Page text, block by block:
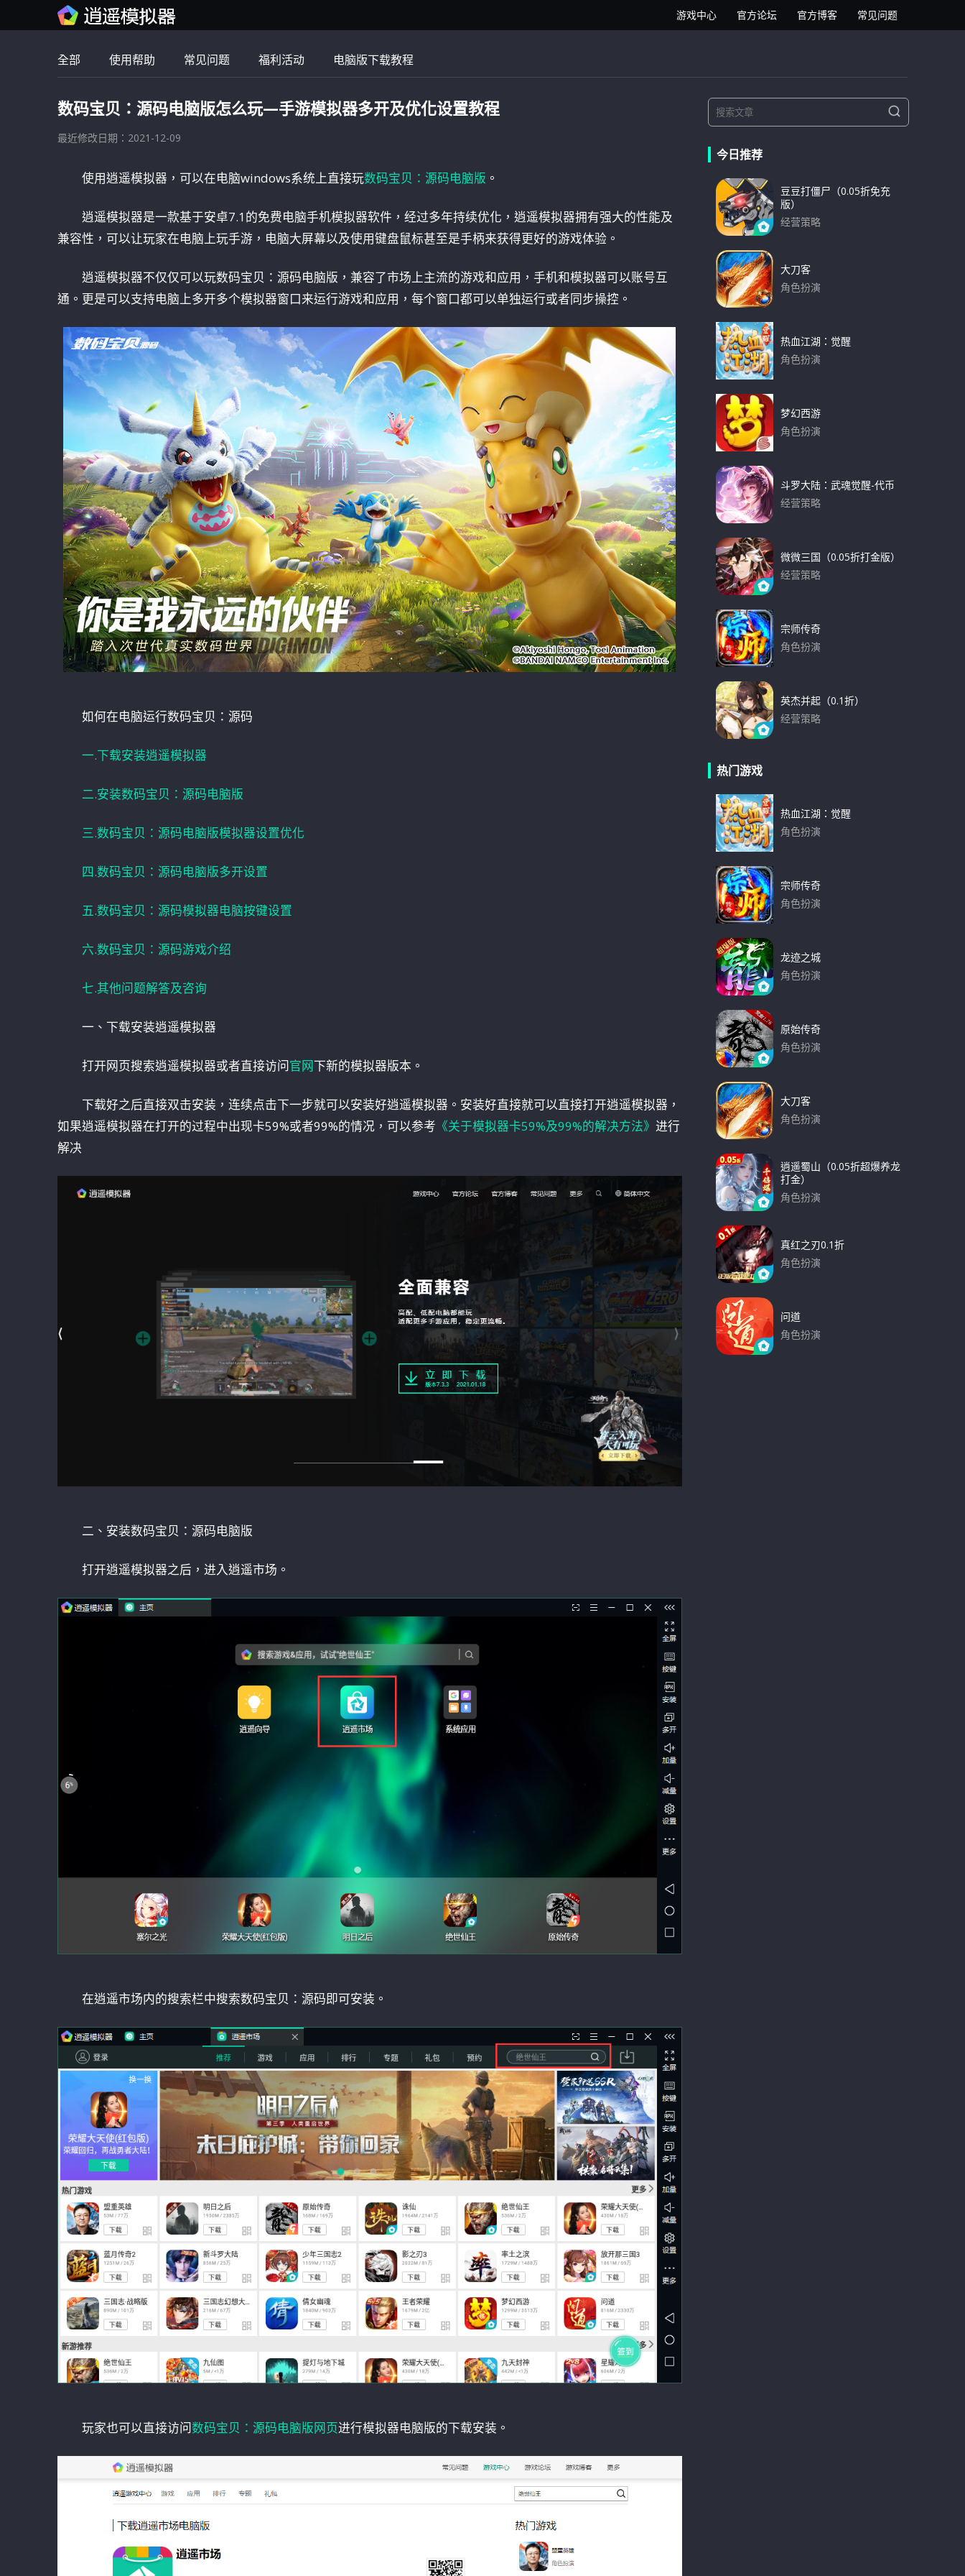
逍遥安卓模拟器 常见问题
官方博客
官方论坛
游戏中心
全部 使用帮助 常见问题 福利活动 电脑版下载教程
数码宝贝：源码电脑版怎么玩—手游模拟器多开及优化设置教程
最近修改日期：2021-12-09
使用逍遥模拟器，可以在电脑windows系统上直接玩数码宝贝：源码电脑版 。
逍遥模拟器是一款基于安卓7.1的免费电脑手机模拟器软件，经过多年持续优化，逍遥模拟器拥有强大的性能及
兼容性，可以让玩家在电脑上玩手游，电脑大屏幕以及使用键盘鼠标甚至是手柄来获得更好的游戏体验。
逍遥模拟器不仅仅可以玩数码宝贝：源码电脑版，兼容了市场上主流的游戏和应用，手机和模拟器可以账号互
通。更是可以支持电脑上多开多个模拟器窗口来运行游戏和应用，每个窗口都可以单独运行或者同步操控。
如何在电脑运行数码宝贝：源码
一.下载安装逍遥模拟器
二.安装数码宝贝：源码电脑版
三.数码宝贝：源码电脑版模拟器设置优化
四.数码宝贝：源码电脑版多开设置
五.数码宝贝：源码模拟器电脑按键设置
六.数码宝贝：源码游戏介绍
七.其他问题解答及咨询
一、下载安装逍遥模拟器
打开网页搜索逍遥模拟器或者直接访问官网下新的模拟器版本。
下载好之后直接双击安装，连续点击下一步就可以安装好逍遥模拟器。安装好直接就可以直接打开逍遥模拟器，
如果逍遥模拟器在打开的过程中出现卡59%或者99%的情况，可以参考 《关于模拟器卡59%及99%的解决方法》 进行
解决
二、安装数码宝贝：源码电脑版
打开逍遥模拟器之后，进入逍遥市场。
在逍遥市场内的搜索栏中搜索数码宝贝：源码即可安装。
玩家也可以直接访问数码宝贝：源码电脑版网页进行模拟器电脑版的下载安装。
e
S
e
今日推荐
豆豆打僵尸（0.05折免充
版）
经营策略
大刀客
角色扮演
热血江湖：觉醒
角色扮演
梦幻西游
角色扮演
斗罗大陆：武魂觉醒-代币
经营策略
微微三国（0.05折打金版）
经营策略
宗师传奇
角色扮演
英杰并起（0.1折）
经营策略
热门游戏
热血江湖：觉醒
角色扮演
宗师传奇
角色扮演
龙迹之城
角色扮演
原始传奇
角色扮演
大刀客
角色扮演
逍遥蜀山（0.05折超爆养龙
打金）
角色扮演
真红之刃0.1折
角色扮演
问道
角色扮演